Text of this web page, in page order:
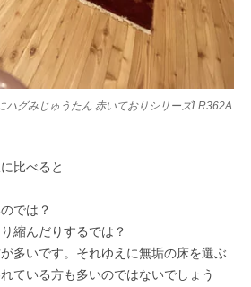
ハグみじゅうたん 赤いておりシリーズLR362A
比べると
では？
縮んだりするでは？
多いです。それゆえに無垢の床を選ぶ
ている方も多いのではないでしょう